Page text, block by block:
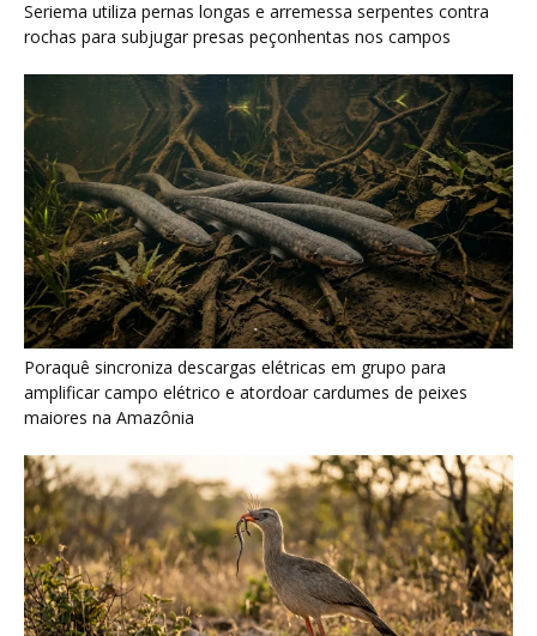
Seriema utiliza pernas longas e arremessa serpentes contra
rochas para subjugar presas peçonhentas nos campos
Poraquê sincroniza descargas elétricas em grupo para
amplificar campo elétrico e atordoar cardumes de peixes
maiores na Amazônia